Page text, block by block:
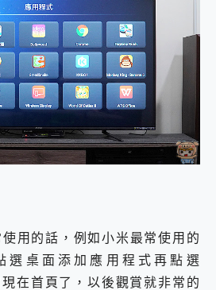
用的話，例如小米最常使用的
選桌面添加應用程式再點選
在首頁了，以後觀賞就非常的